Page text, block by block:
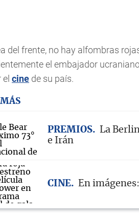
del frente, no hay alfombras
el embajador
cine de su país.
PREMIOS
La
e Irán
CINE En